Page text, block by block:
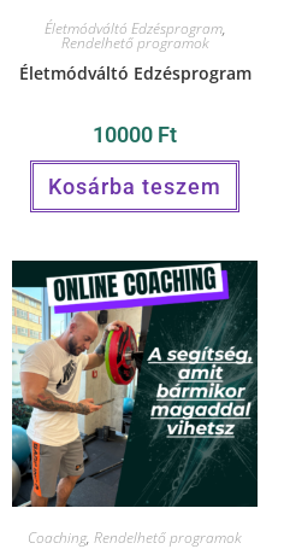
Életmódváltó Edzésprogram,
Rendelhető programok
Életmódváltó Edzésprogram
10000 Ft
Kosárba teszem
Coaching, Rendelhető programok